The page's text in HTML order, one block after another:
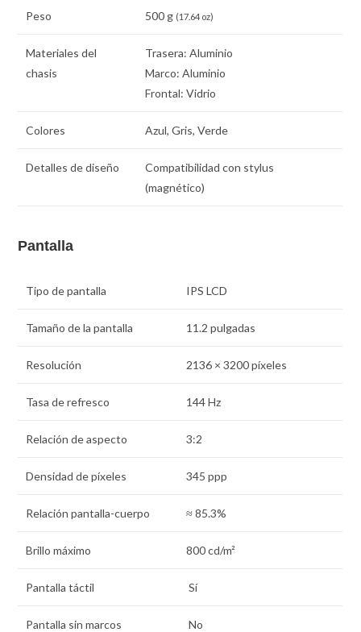
Peso 500 g (17.64 oz)
Materiales del
chasis
Trasera: Aluminio
Marco: Aluminio
Frontal: Vidrio
Colores Azul, Gris, Verde
Detalles de diseño
Compatibilidad con stylus
(magnético)
Pantalla
Tipo de pantalla IPS LCD
Tamaño de la pantalla 11.2 pulgadas
Resolución 2136 × 3200 píxeles
Tasa de refresco 144 Hz
Relación de aspecto 3:2
Densidad de píxeles 345 ppp
Relación pantalla-cuerpo ≈ 85.3%
Brillo máximo 800 cd/m²
Pantalla táctil Sí
Pantalla sin marcos No